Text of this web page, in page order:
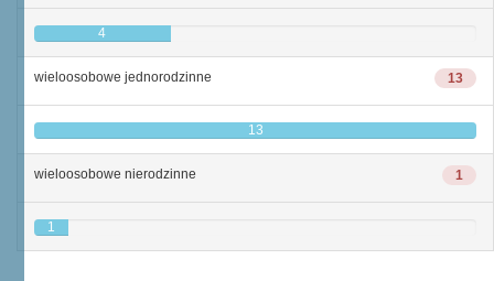
4
13
wieloosobowe jednorodzinne
13
1
wieloosobowe nierodzinne
1